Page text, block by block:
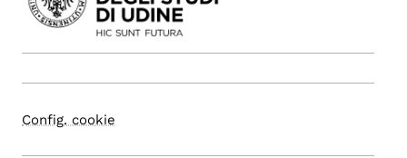
Config. cookie